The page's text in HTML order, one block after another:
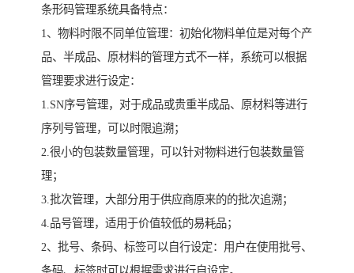
条形码管理系统具备特点：
1、物料时限不同单位管理：初始化物料单位是对每个产
品、半成品、原材料的管理方式不一样，系统可以根据
管理要求进行设定：
1.SN序号管理，对于成品或贵重半成品、原材料等进行
序列号管理，可以时限追溯；
2.很小的包装数量管理，可以针对物料进行包装数量管
理；
3.批次管理，大部分用于供应商原来的的批次追溯；
4.品号管理，适用于价值较低的易耗品；
2、批号、条码、标签可以自行设定：用户在使用批号、